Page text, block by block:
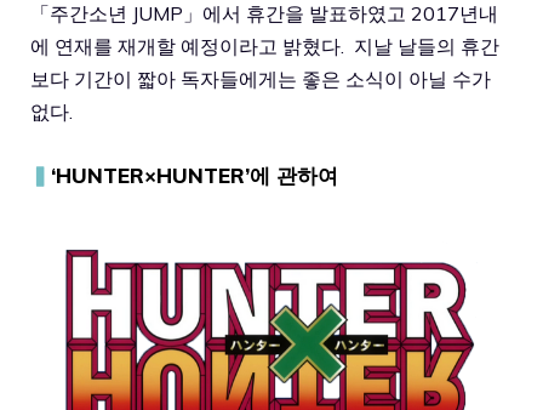
「주간소년 JUMP」에서 휴간을 발표하였고 2017년내
에 연재를 재개할 예정이라고 밝혔다. 지날 날들의 휴간
보다 기간이 짧아 독자들에게는 좋은 소식이 아닐 수가
없다.
▍ ‘HUNTER×HUNTER’에 관하여